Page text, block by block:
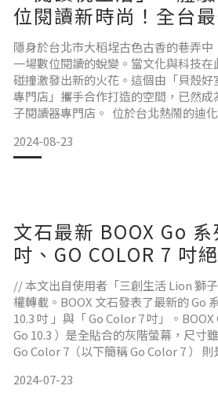
位閱讀新時尚！全台
讀器專門店
隱身於台北市大稻埕古色古香的巷弄
一場數位閱讀的蛻變。當文化與科技
碰撞激發出新的火花。這個由「貝殼
專門店」攜手合作打造的空間，已然
子閱讀器專門店。 位於台北熱鬧的迪
的科技魅力。特有的老房子格局，面寬
進」咖啡廳走入到「天井」有種豁然開
2024-08-23
文石最新 BOOX Go
吋、GO COLOR 7 吋
// 本文出自使用者「三創生活 Lion 獅
權轉載。BOOX 文石發表了最新的 Go
10.3 吋 」與「 Go Color 7 吋」。
Go 10.3 ）是全貼合的灰階螢幕，尺寸
Go Color 7（以下簡稱 Go Color 7 ）
的精緻！BOOX Go 10.3 吋超大螢幕極薄
2024-07-23